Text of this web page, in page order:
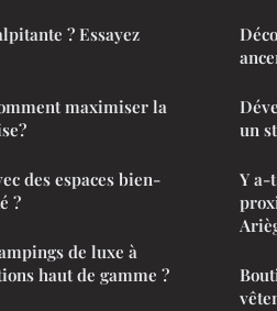
? Essayez
maximiser la
des espaces bien-
?
de luxe à
haut de gamme ?
un
Y a-